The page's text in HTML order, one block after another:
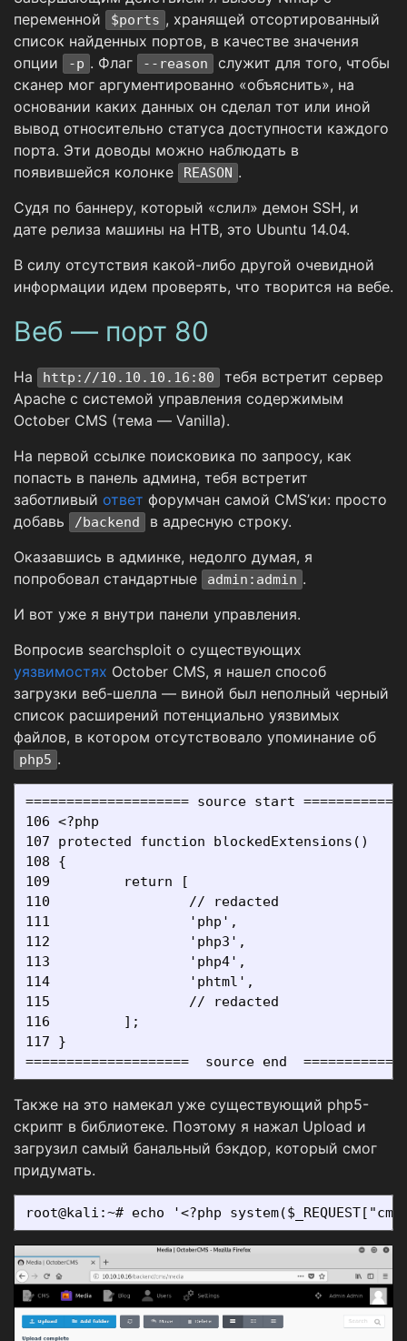
переменной
$ports , хранящей отсортированный
список найденных портов, в качестве значения
опции
-p . Флаг --reason
служит для того, чтобы
сканер мог аргументированно «объяснить», на
основании каких данных он сделал тот или иной
вывод относительно статуса доступности каждого
порта. Эти доводы можно наблюдать в
появившейся колонке
REASON .
Судя по баннеру, который «слил» демон SSH, и
дате релиза машины на HTB, это Ubuntu 14.04.
В силу отсутствия какой-либо другой очевидной
информации идем проверять, что творится на вебе.
Веб — порт 80
На http://10.10.10.16:80
тебя встретит сервер
Apache с системой управления содержимым
October CMS (тема — Vanilla).
На первой ссылке поисковика по запросу, как
попасть в панель админа, тебя встретит
заботливый ответ форумчан самой CMS’ки: просто
добавь
/backend
в адресную строку.
Оказавшись в админке, недолго думая, я
попробовал стандартные
admin:admin .
И вот уже я внутри панели управления.
Вопросив searchsploit о существующих
уязвимостях October CMS, я нашел способ
загрузки веб-шелла — виной был неполный черный
список расширений потенциально уязвимых
файлов, в котором отсутствовало упоминание об
php5 .
==================== source start
106 <?php
107 protected function blockedExtensions()
108 {
109         return [
110                 // redacted
111                 'php',
112                 'php3',
113                 'php4',
114                 'phtml',
115                 // redacted
116         ];
117 }
Также на это намекал уже существующий php5-
скрипт в библиотеке. Поэтому я нажал Upload и
загрузил самый банальный бэкдор, который смог
придумать.